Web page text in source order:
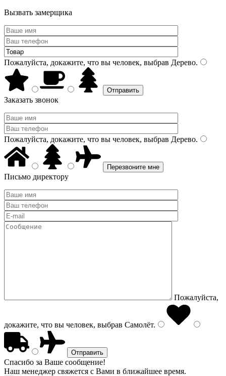
Вызвать замерщика
Пожалуйста, докажите, что вы человек, выбрав Дерево.
Заказать звонок
Пожалуйста, докажите, что вы человек, выбрав Дерево.
Письмо директору
Пожалуйста,
докажите, что вы человек, выбрав Самолёт.
Спасибо за Ваше сообщение!
Наш менеджер свяжется с Вами в ближайшее время.